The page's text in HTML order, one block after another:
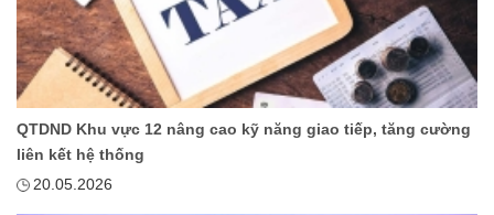
QTDND Khu vực 12 nâng cao kỹ năng giao tiếp, tăng cường
liên kết hệ thống
20.05.2026